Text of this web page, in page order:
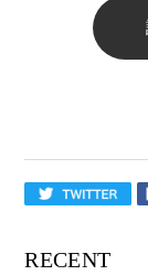
RECENT